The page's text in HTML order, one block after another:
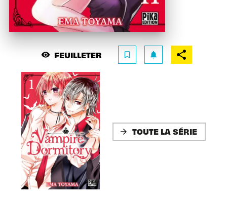
visibility FEUILLETER bookmark_border notifications
arrow_forward TOUTE LA SÉRIE